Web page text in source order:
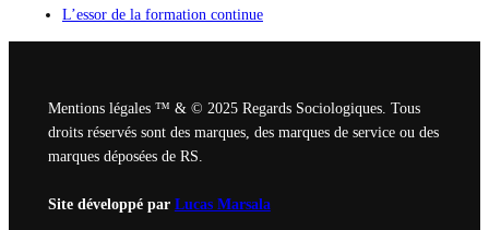
L’essor de la formation continue
Mentions légales ™ & © 2025 Regards Sociologiques. Tous
droits réservés sont des marques, des marques de service ou des
marques déposées de RS.
Site développé par Lucas Marsala